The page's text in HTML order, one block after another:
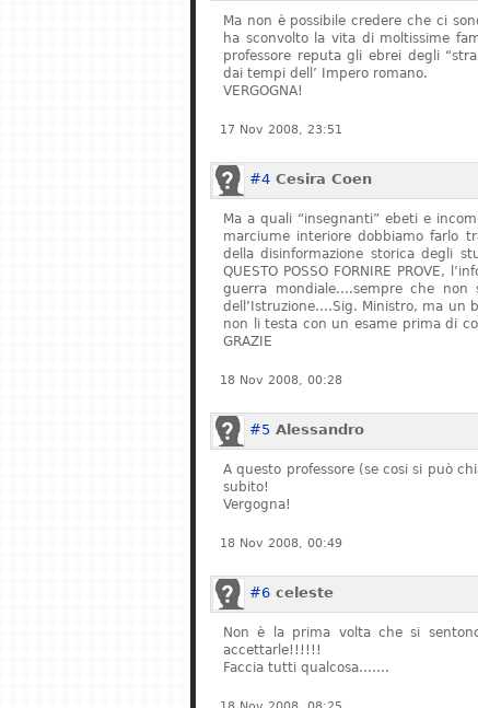
Ma non è possibile credere che ci
ha sconvolto la vita di moltissime
professore reputa gli ebrei degli
dai tempi dell’ Impero romano.
VERGOGNA!
17 Nov 2008, 23:51
#4 Cesira Coen
Ma a quali “insegnanti” ebeti e
marciume interiore dobbiamo farlo
della disinformazione storica degli
QUESTO POSSO FORNIRE PROVE,
guerra mondiale….sempre che
dell’Istruzione….Sig. Ministro, ma un
non li testa con un esame prima di
GRAZIE
18 Nov 2008, 00:28
#5 Alessandro
A questo professore (se cosi si può
subito!
Vergogna!
18 Nov 2008, 00:49
#6 celeste
Non è la prima volta che si
accettarle!!!!!!
Faccia tutti qualcosa…….